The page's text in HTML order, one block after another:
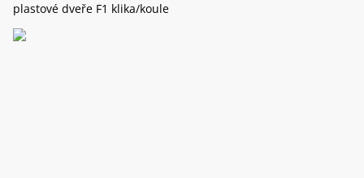
plastové dveře F1 klika/koule